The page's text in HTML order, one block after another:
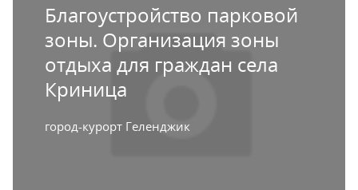
Благоустройство парковой
зоны. Организация зоны
отдыха для граждан села
Криница
город-курорт Геленджик